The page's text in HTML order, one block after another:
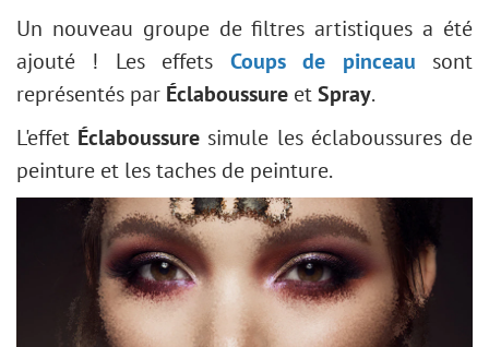
Un nouveau groupe de filtres artistiques a été
ajouté ! Les effets Coups de pinceau sont
représentés par Éclaboussure etSpray.
L'effet Éclaboussure simule les éclaboussures de
peinture et les taches de peinture.